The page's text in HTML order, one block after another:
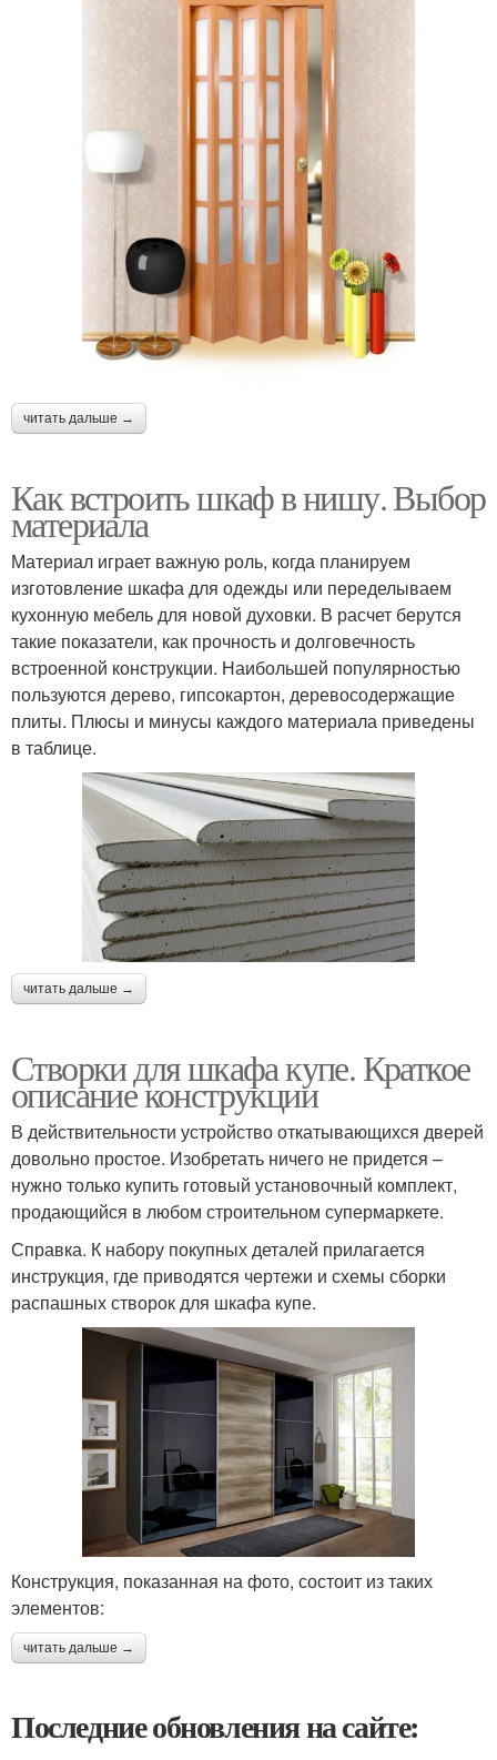
читать дальше →
Как встроить шкаф в нишу. Выбор
материала
Материал играет важную роль, когда планируем
изготовление шкафа для одежды или переделываем
кухонную мебель для новой духовки. В расчет берутся
такие показатели, как прочность и долговечность
встроенной конструкции. Наибольшей популярностью
пользуются дерево, гипсокартон, деревосодержащие
плиты. Плюсы и минусы каждого материала приведены
в таблице.
читать дальше →
Створки для шкафа купе. Краткое
описание конструкции
В действительности устройство откатывающихся дверей
довольно простое. Изобретать ничего не придется –
нужно только купить готовый установочный комплект,
продающийся в любом строительном супермаркете.
Справка. К набору покупных деталей прилагается
инструкция, где приводятся чертежи и схемы сборки
распашных створок для шкафа купе.
Конструкция, показанная на фото, состоит из таких
элементов:
читать дальше →
Последние обновления на сайте: